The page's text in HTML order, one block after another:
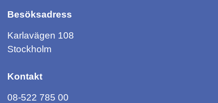
Besöksadress
Karlavägen 108
Stockholm
Kontakt
08-522 785 00